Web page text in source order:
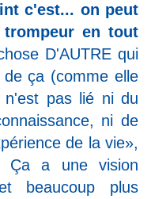
c'est... on peut
trompeur en tout
D'AUTRE qui
ça (comme elle
pas lié ni du
ni de
de la vie»,
a une vision
beaucoup plus